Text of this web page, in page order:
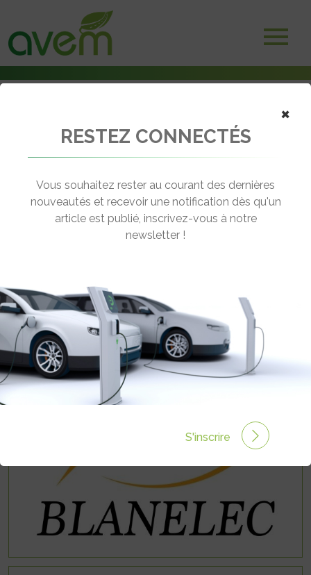
Installateur de borne de recharge
×
RESTEZ CONNECTÉS
Vous souhaitez rester au courant des dernières
nouveautés et recevoir une notification dès qu'un
article est publié, inscrivez-vous à notre
newsletter !
S'inscrire